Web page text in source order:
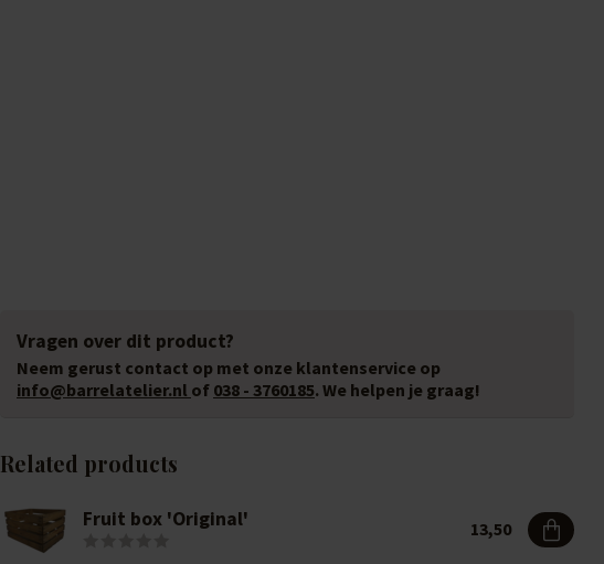
Vragen over dit product?
Neem gerust contact op met onze klantenservice op
info@barrelatelier.nl of 038 - 3760185. We helpen je graag!
Related products
Fruit box 'Original' 13,50